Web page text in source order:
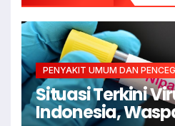
PENYAKIT UMUM DAN
Situasi Terkini
Indonesia,